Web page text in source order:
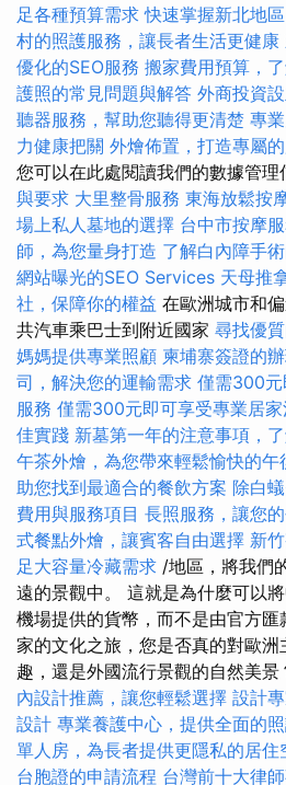
足各種預算需求 快速掌握新北地
村的照護服務，讓長者生活更健康
優化的SEO服務 搬家費用預算，
護照的常見問題與解答 外商投資
聽器服務，幫助您聽得更清楚 專
力健康把關 外燴佈置，打造專屬
您可以在此處閱讀我們的數據管理
與要求 大里整骨服務 東海放鬆按
場上私人墓地的選擇 台中市按摩
師，為您量身打造 了解白內障手
網站曝光的SEO Services 天母推
社，保障你的權益 在歐洲城市和
共汽車乘巴士到附近國家 尋找優
媽媽提供專業照顧 柬埔寨簽證的
司，解決您的運輸需求 僅需300元
服務 僅需300元即可享受專業居
佳實踐 新墓第一年的注意事項，
午茶外燴，為您帶來輕鬆愉快的午
助您找到最適合的餐飲方案 除白
費用與服務項目 長照服務，讓您
式餐點外燴，讓賓客自由選擇 新
足大容量冷藏需求 /地區，將我們
遠的景觀中。 這就是為什麼可以
機場提供的貨幣，而不是由官方
家的文化之旅，您是否真的對歐
趣，還是外國流行景觀的自然美
內設計推薦，讓您輕鬆選擇 設計
設計 專業養護中心，提供全面的
單人房，為長者提供更隱私的居住
台胞證的申請流程 台灣前十大律